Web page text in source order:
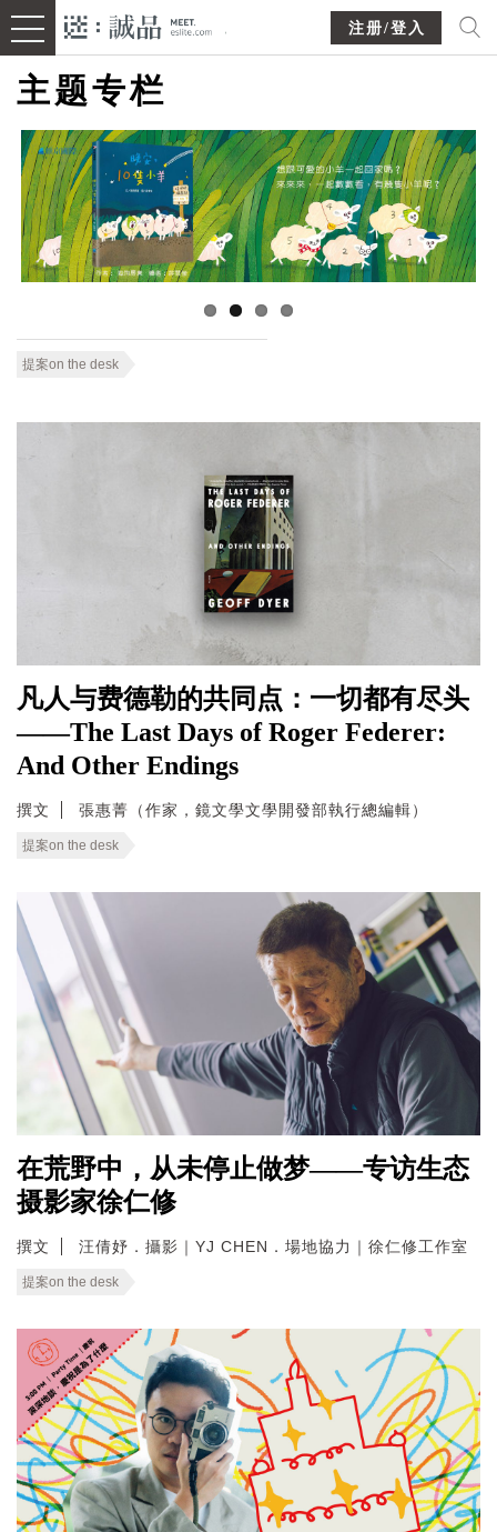
注册/登入
主题专栏
提案on the desk
凡人与费德勒的共同点：一切都有尽头
——The Last Days of Roger Federer:
And Other Endings
撰文 張惠菁（作家，鏡文學文學開發部執行總編輯）
提案on the desk
在荒野中，从未停止做梦——专访生态
摄影家徐仁修
撰文 汪倩妤．攝影｜YJ CHEN．場地協力｜徐仁修工作室
提案on the desk